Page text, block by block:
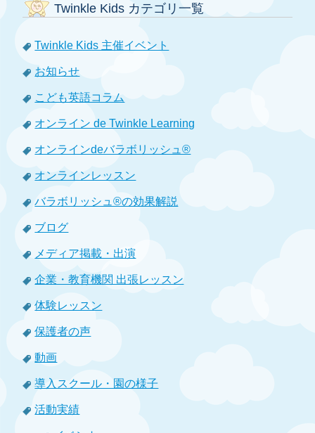
Twinkle Kids カテゴリ一覧
Twinkle Kids 主催イベント
お知らせ
こども英語コラム
オンライン de Twinkle Learning
オンラインdeバラボリッシュ®
オンラインレッスン
バラボリッシュ®の効果解説
ブログ
メディア掲載・出演
企業・教育機関 出張レッスン
体験レッスン
保護者の声
動画
導入スクール・園の様子
活動実績